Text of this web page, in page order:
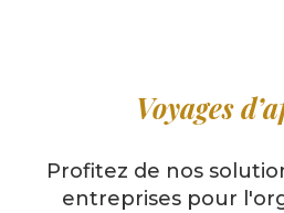
Voyages
Profitez de nos
entreprises pour